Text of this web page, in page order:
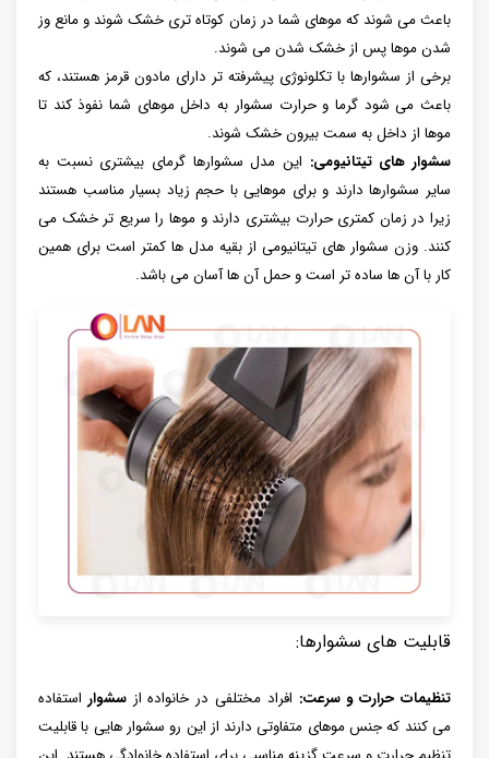
باعث می شوند که موهای شما در زمان کوتاه تری خشک شوند و مانع وز
شدن موها پس از خشک شدن می شوند.
برخی از سشوارها با تکلونوژی پیشرفته تر دارای مادون قرمز هستند، که
باعث می شود گرما و حرارت سشوار به داخل موهای شما نفوذ کند تا
موها از داخل به سمت بیرون خشک شوند.
سشوار های تیتانیومی: این مدل سشوارها گرمای بیشتری نسبت به
سایر سشوارها دارند و برای موهایی با حجم زیاد بسیار مناسب هستند
زیرا در زمان کمتری حرارت بیشتری دارند و موها را سریع تر خشک می
کنند. وزن سشوار های تیتانیومی از بقیه مدل ها کمتر است برای همین
کار با آن ها ساده تر است و حمل آن ها آسان می باشد.
قابلیت های سشوارها:
تنظیمات حرارت و سرعت: افراد مختلفی در خانواده ازسشوار استفاده
می کنند که جنس موهای متفاوتی دارند از این رو سشوار هایی با قابلیت